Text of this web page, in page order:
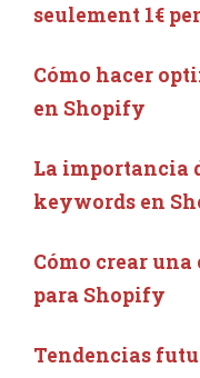
seulement 1€
Cómo hacer
en Shopify
La importancia
keywords en
Cómo crear
para Shopify
Tendencias